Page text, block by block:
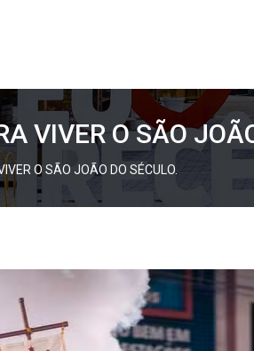
VIVER O SÃO
O SÃO JOÃO DO SÉCULO.